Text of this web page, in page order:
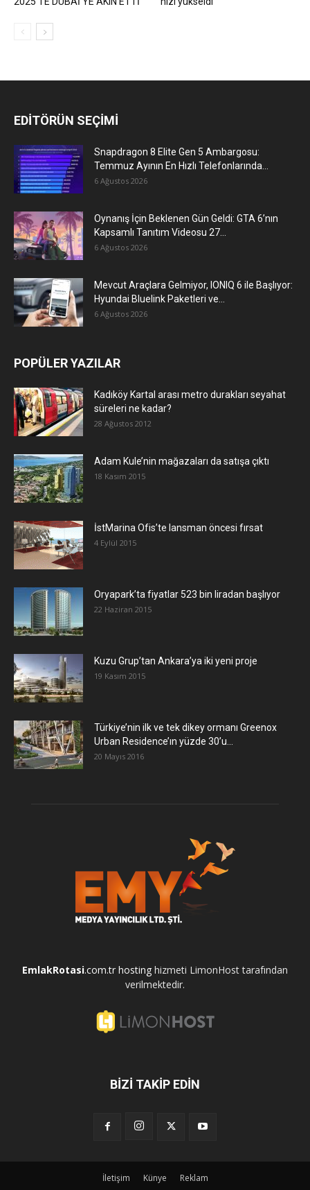
EDİTÖRÜN SEÇİMİ
Snapdragon 8 Elite Gen 5 Ambargosu:
Temmuz Ayının En Hızlı Telefonlarında...
6 Ağustos 2026
Oynanış İçin Beklenen Gün Geldi: GTA 6’nın
Kapsamlı Tanıtım Videosu 27...
6 Ağustos 2026
Mevcut Araçlara Gelmiyor, IONIQ 6 ile Başlıyor:
Hyundai Bluelink Paketleri ve...
6 Ağustos 2026
POPÜLER YAZILAR
Kadıköy Kartal arası metro durakları seyahat
süreleri ne kadar?
28 Ağustos 2012
Adam Kule’nin mağazaları da satışa çıktı
18 Kasım 2015
İstMarina Ofis’te lansman öncesi fırsat
4 Eylül 2015
Oryapark’ta fiyatlar 523 bin liradan başlıyor
22 Haziran 2015
​Kuzu Grup’tan Ankara’ya iki yeni proje
19 Kasım 2015
Türkiye’nin ilk ve tek dikey ormanı Greenox
Urban Residence’ın yüzde 30’u...
20 Mayıs 2016
EmlakRotasi.com.tr hosting hizmeti LimonHost tarafından
verilmektedir.
BİZİ TAKİP EDİN
İletişim Künye Reklam